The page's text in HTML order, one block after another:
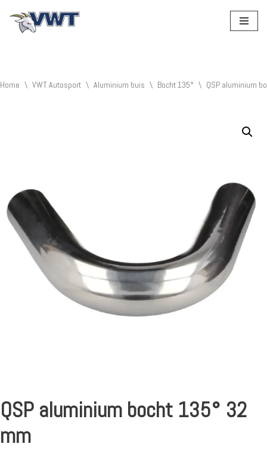
Home \ VWT Autosport \ Aluminium buis \ Bocht 135° \ QSP aluminium
QSP aluminium bocht 135° 32
mm